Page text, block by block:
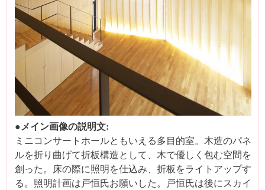
●メイン画像の説明文:
ミニコンサートホールともいえる多目的室。木造のパネ
ルを折り曲げて折板構造として、木で優しく包む空間を
創った。床の際に照明を仕込み、折板をライトアップす
る。照明計画は戸恒氏お願いした。戸恒氏は後にスカイ